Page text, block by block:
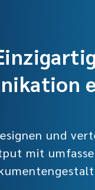
und
mit